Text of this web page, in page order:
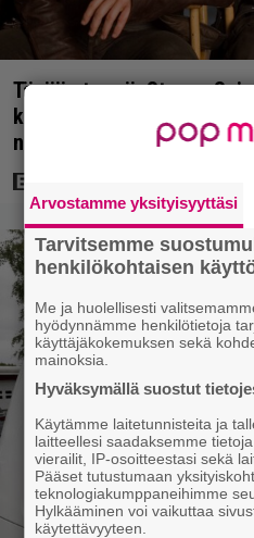
Tänään tv:ssä: Steven
kaveruus loppui 21 vuotta
nolo käytös
Arvostamme yksityisyyttäsi
Tarvitsemme
henkilökohtaisen
Me ja huolellisesti
hyödynnämme henkilötietoja
käyttäjäkokemuksen sekä
mainoksia.
Hyväksymällä suostut
Käytämme laitetunnisteita ja
laitteellesi saadaksemme
vierailit, IP-osoitteestasi sekä
Pääset tutustumaan
teknologiakumppaneihimme
Hylkääminen voi vaikuttaa
käytettävyyteen.